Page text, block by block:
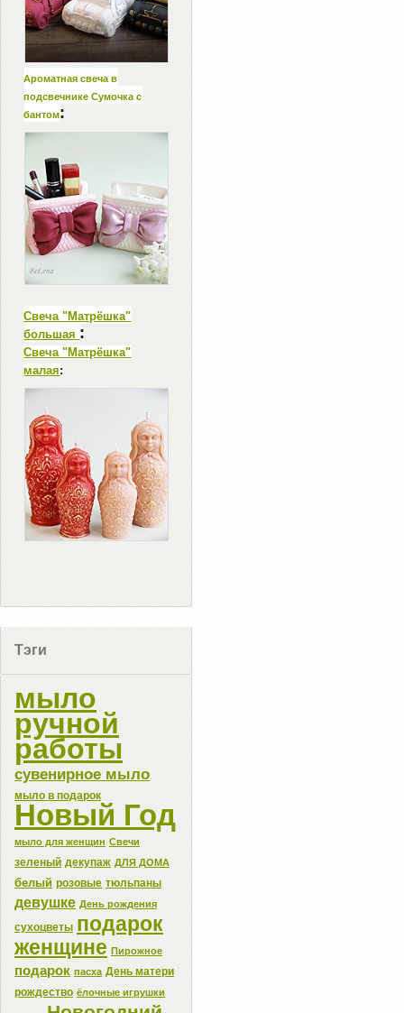
Ароматная свеча в
подсвечнике Сумочка с
бантом:
Свеча "Матрёшка"
большая :
Свеча "Матрёшка"
малая:
Тэги
мыло
ручной
работы
сувенирное мыло
мыло в подарок
Новый Год
мыло для женщин Свечи
зеленый декупаж ДЛЯ ДОМА
белый розовые тюльпаны
девушке День рождения
сухоцветы подарок
женщине Пирожное
подарок пасха День матери
рождество ёлочные игрушки